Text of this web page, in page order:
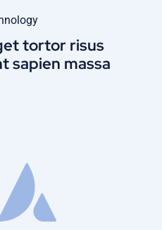
tortor risus
sapien massa